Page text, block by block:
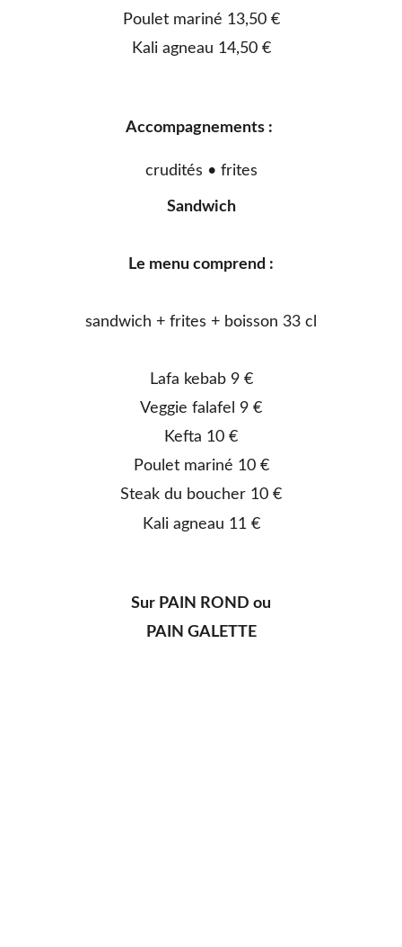
Poulet mariné 13,50 €
Kali agneau 14,50 €
Accompagnements :
crudités • frites
Sandwich
Le menu comprend :
sandwich + frites + boisson 33 cl
Lafa kebab 9 €
Veggie falafel 9 €
Kefta 10 €
Poulet mariné 10 €
Steak du boucher 10 €
Kali agneau 11 €
Sur PAIN ROND ou
PAIN GALETTE